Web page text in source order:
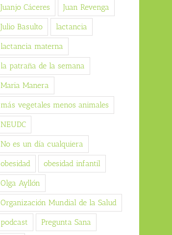
Juanjo Cáceres Juan Revenga
Julio Basulto lactancia
lactancia materna
la patraña de la semana
Maria Manera
más vegetales menos animales
NEUDC
No es un día cualquiera
obesidad obesidad infantil
Olga Ayllón
Organización Mundial de la Salud
podcast Pregunta Sana